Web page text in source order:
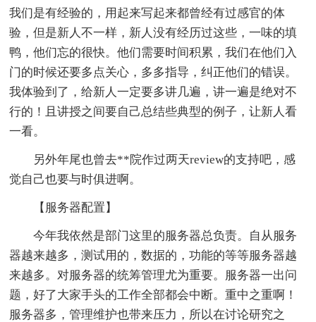
我们是有经验的，用起来写起来都曾经有过感官的体
验，但是新人不一样，新人没有经历过这些，一味的填
鸭，他们忘的很快。他们需要时间积累，我们在他们入
门的时候还要多点关心，多多指导，纠正他们的错误。
我体验到了，给新人一定要多讲几遍，讲一遍是绝对不
行的！且讲授之间要自己总结些典型的例子，让新人看
一看。
另外年尾也曾去**院作过两天review的支持吧，感
觉自己也要与时俱进啊。
【服务器配置】
今年我依然是部门这里的服务器总负责。自从服务
器越来越多，测试用的，数据的，功能的等等服务器越
来越多。对服务器的统筹管理尤为重要。服务器一出问
题，好了大家手头的工作全部都会中断。重中之重啊！
服务器多，管理维护也带来压力，所以在讨论研究之